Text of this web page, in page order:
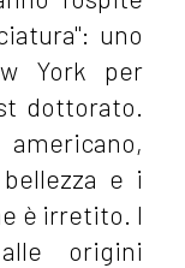
uno
York per
dottorato.
e i
è irretito. I
origini